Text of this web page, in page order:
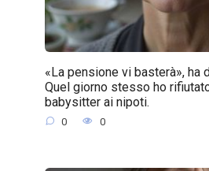
«La pensione vi basterà», ha
Quel giorno stesso ho
babysitter ai nipoti.
0 0